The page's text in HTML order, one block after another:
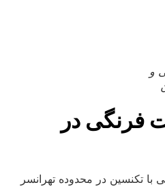
و
فرنگی در
تکنسین در محدوده تهرانسر